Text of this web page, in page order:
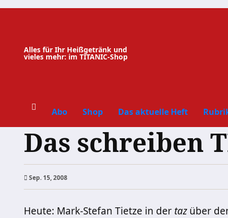
Zum
Alles für Ihr Heißgetränk und
vieles mehr: im TITANIC-Shop
Abo Shop Das aktuelle Heft
Das schreiben
Sep. 15, 2008
Heute: Mark-Stefan Tietze in der tazüber